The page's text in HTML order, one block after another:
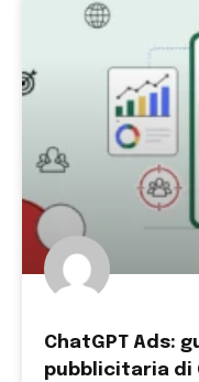
ChatGPT Ads:
pubblicitaria di